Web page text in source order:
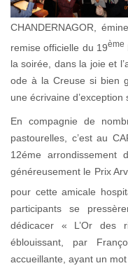
CHANDERNAGOR,
remise officielle du 19ème
la soirée, dans la joie et
ode à la Creuse si bien
une écrivaine
En compagnie de
pastourelles, c’est au
12éme arrondissement
généreusement le Prix
pour cette amicale
participants se
dédicacer « L’Or des
éblouissant, par
accueillante, ayant un